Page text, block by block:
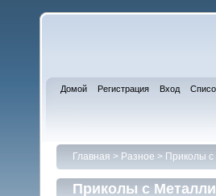
Домой Регистрация Вход
Главная > Разное > Приколы
Приколы с